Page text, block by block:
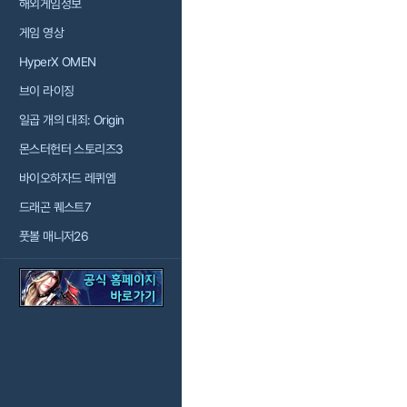
해외게임정보
게임 영상
HyperX OMEN
브이 라이징
일곱 개의 대죄: Origin
몬스터헌터 스토리즈3
바이오하자드 레퀴엠
드래곤 퀘스트7
풋볼 매니저26